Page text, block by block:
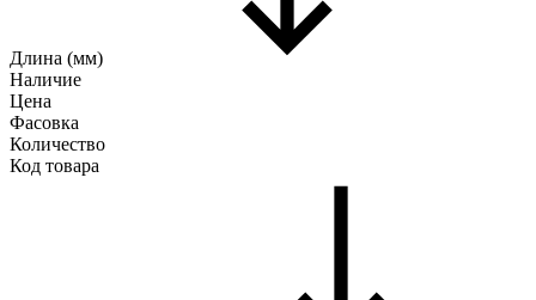
Длина (мм)
Наличие
Цена
Фасовка
Количество
Код товара